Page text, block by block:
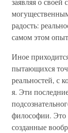
радость:
самом этом
Иное
пытающихся
реальностей, с
я. Эти
философии. Это
созданные